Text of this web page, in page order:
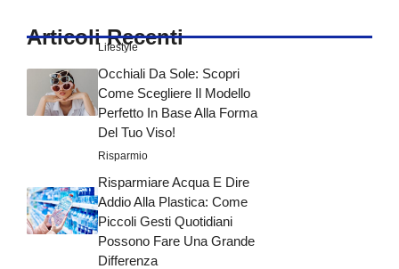
Articoli Recenti
Lifestyle
Occhiali Da Sole: Scopri
Come Scegliere Il Modello
Perfetto In Base Alla Forma
Del Tuo Viso!
Risparmio
Risparmiare Acqua E Dire
Addio Alla Plastica: Come
Piccoli Gesti Quotidiani
Possono Fare Una Grande
Differenza